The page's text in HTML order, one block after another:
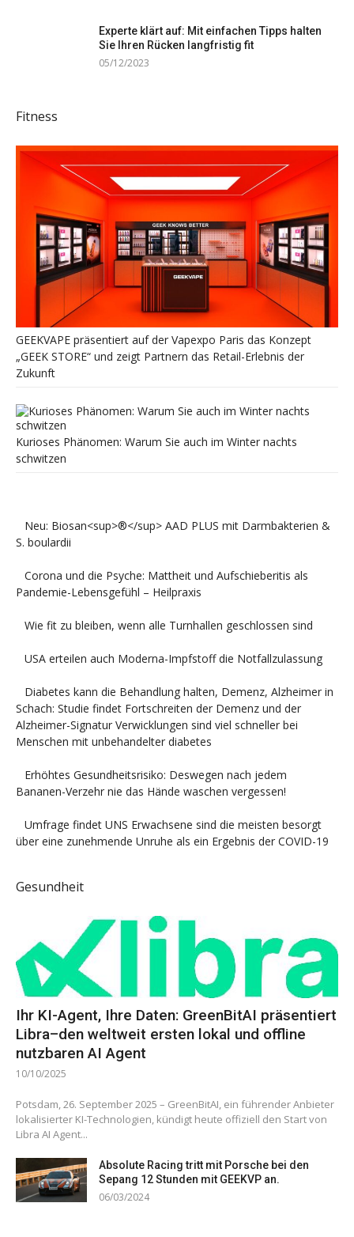
Experte klärt auf: Mit einfachen Tipps halten
Sie Ihren Rücken langfristig fit
05/12/2023
Fitness
GEEKVAPE präsentiert auf der Vapexpo Paris das Konzept
„GEEK STORE“ und zeigt Partnern das Retail-Erlebnis der
Zukunft
Kurioses Phänomen: Warum Sie auch im Winter nachts
schwitzen
Neu: Biosan<sup>®</sup> AAD PLUS mit Darmbakterien &
S. boulardii
Corona und die Psyche: Mattheit und Aufschieberitis als
Pandemie-Lebensgefühl – Heilpraxis
Wie fit zu bleiben, wenn alle Turnhallen geschlossen sind
USA erteilen auch Moderna-Impfstoff die Notfallzulassung
Diabetes kann die Behandlung halten, Demenz, Alzheimer in
Schach: Studie findet Fortschreiten der Demenz und der
Alzheimer-Signatur Verwicklungen sind viel schneller bei
Menschen mit unbehandelter diabetes
Erhöhtes Gesundheitsrisiko: Deswegen nach jedem
Bananen-Verzehr nie das Hände waschen vergessen!
Umfrage findet UNS Erwachsene sind die meisten besorgt
über eine zunehmende Unruhe als ein Ergebnis der COVID-19
Gesundheit
Ihr KI-Agent, Ihre Daten: GreenBitAI präsentiert
Libra–den weltweit ersten lokal und offline
nutzbaren AI Agent
10/10/2025
Potsdam, 26. September 2025 – GreenBitAI, ein führender Anbieter
lokalisierter KI-Technologien, kündigt heute offiziell den Start von
Libra AI Agent...
Absolute Racing tritt mit Porsche bei den
Sepang 12 Stunden mit GEEKVP an.
06/03/2024